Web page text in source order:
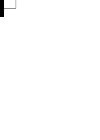
Kesişimler